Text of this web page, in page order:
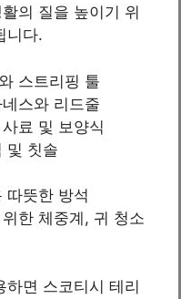
의 질을 높이기 위
니다.
스트리핑 툴
스와 리드줄
료 및 보양식
및 칫솔
따뜻한 방석
한 체중계, 귀 청소
면 스코티시 테리